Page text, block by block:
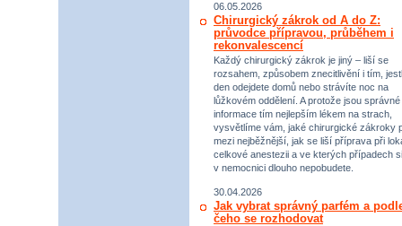
06.05.2026
Chirurgický zákrok od A do Z:
průvodce přípravou, průběhem i
rekonvalescencí
Každý chirurgický zákrok je jiný – liší se
rozsahem, způsobem znecitlivění i tím,
den odejdete domů nebo strávíte noc na
lůžkovém oddělení. A protože jsou správné
informace tím nejlepším lékem na strach,
vysvětlíme vám, jaké chirurgické zákroky
mezi nejběžnější, jak se liší příprava při
celkové anestezii a ve kterých případech si
v nemocnici dlouho nepobudete.
30.04.2026
Jak vybrat správný parfém a
čeho se rozhodovat